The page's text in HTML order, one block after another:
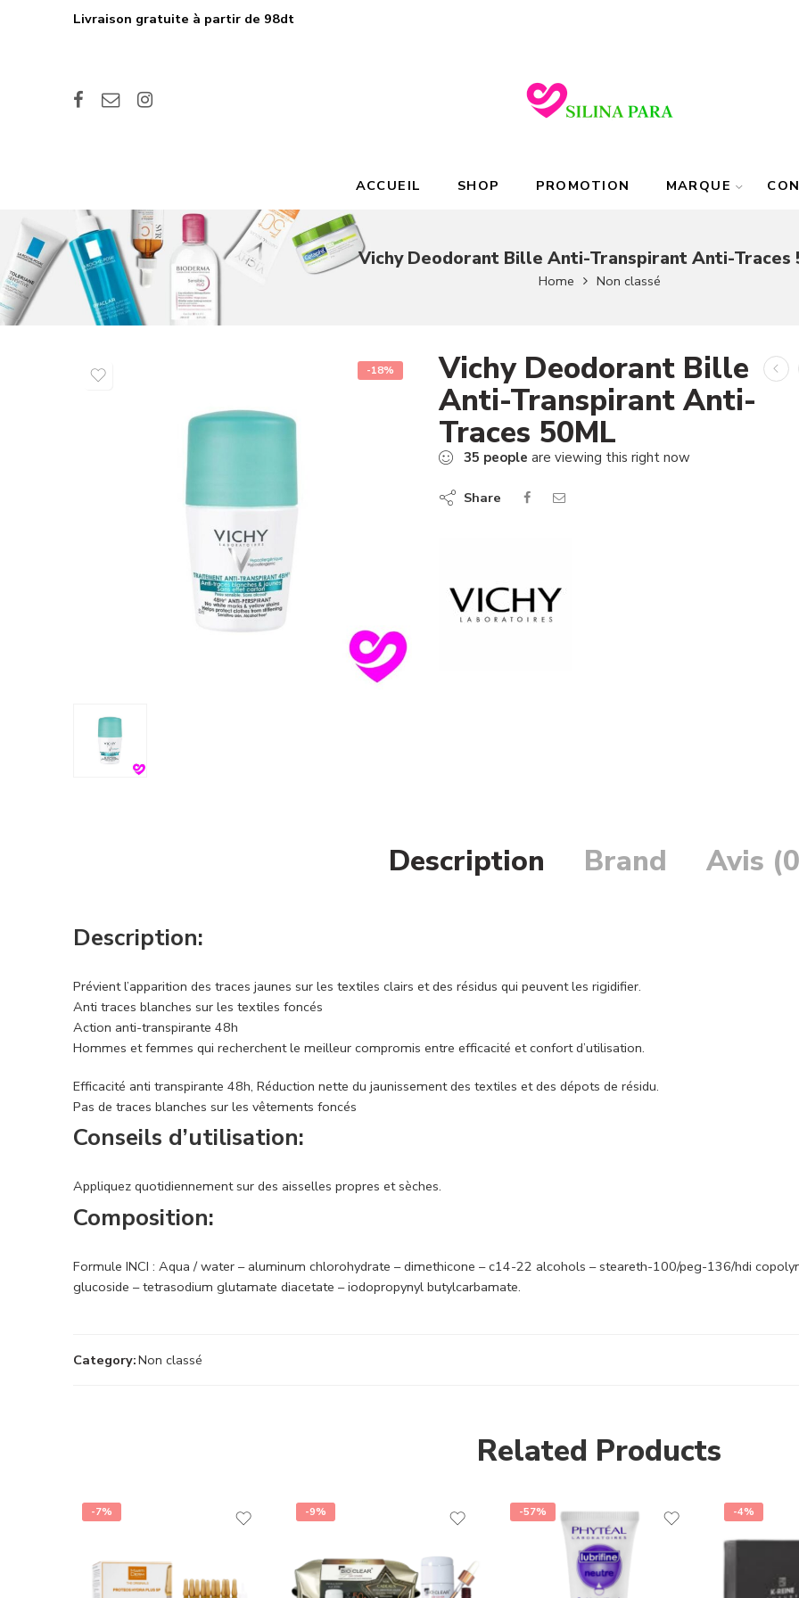
Livraison gratuite à partir de 98dt
ACCUEIL SHOP PROMOTION MARQUE
Vichy Deodorant Bille Anti-Transpirant Anti-Traces
Home Non classé
-18% Vichy Deodorant Bille
Anti-Transpirant Anti-
Traces 50ML
35 people are viewing this right now
Share
Description Brand Avis
Description:
Prévient l’apparition des traces jaunes sur les textiles clairs et des résidus qui peuvent les rigidifier.
Anti traces blanches sur les textiles foncés
Action anti-transpirante 48h
Hommes et femmes qui recherchent le meilleur compromis entre efficacité et confort d’utilisation.
Efficacité anti transpirante 48h, Réduction nette du jaunissement des textiles et des dépots de résidu.
Pas de traces blanches sur les vêtements foncés
Conseils d’utilisation:
Appliquez quotidiennement sur des aisselles propres et sèches.
Composition:
Formule INCI : Aqua / water – aluminum chlorohydrate – dimethicone – c14-22 alcohols – steareth-100/peg-136/hdi
glucoside – tetrasodium glutamate diacetate – iodopropynyl butylcarbamate.
Category:Non classé
Related Products
-7% -9% -57% -4%